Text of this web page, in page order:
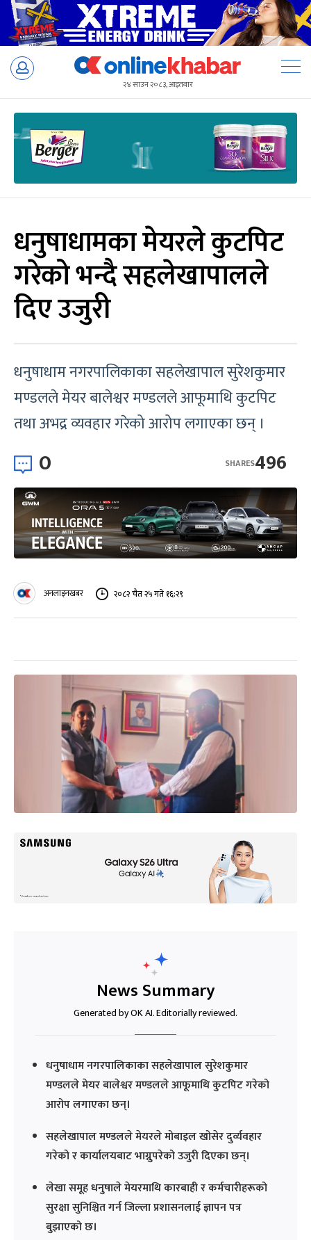
Skip
२४ साउन २०८३, आइतबार
धनुषाधामका मेयरले कुटपिट
गरेको भन्दै सहलेखापालले
दिए उजुरी
धनुषाधाम नगरपालिकाका सहलेखापाल सुरेशकुमार
मण्डलले मेयर बालेश्वर मण्डलले आफूमाथि कुटपिट
तथा अभद्र व्यवहार गरेको आरोप लगाएका छन् ।
0 496
SHARES
अनलाइनखबर २०८२ चैत २५ गते १६:२९
News Summary
Generated by OK AI. Editorially reviewed.
धनुषाधाम नगरपालिकाका सहलेखापाल सुरेशकुमार
मण्डलले मेयर बालेश्वर मण्डलले आफूमाथि कुटपिट गरेको
आरोप लगाएका छन्।
सहलेखापाल मण्डलले मेयरले मोबाइल खोसेर दुर्व्यवहार
गरेको र कार्यालयबाट भाग्नुपरेको उजुरी दिएका छन्।
लेखा समूह धनुषाले मेयरमाथि कारबाही र कर्मचारीहरूको
सुरक्षा सुनिश्चित गर्न जिल्ला प्रशासनलाई ज्ञापन पत्र
बुझाएको छ।